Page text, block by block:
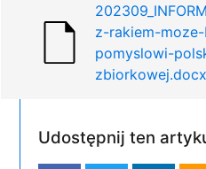
z-rakiem-
pomyslowi-
zbiorkowej.docx
Udostępnij ten